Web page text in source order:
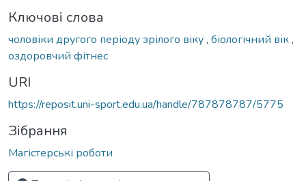
Ключові слова
чоловіки другого періоду зрілого віку, біологічний вік,
оздоровчий фітнес
URI
https://reposit.uni-sport.edu.ua/handle/787878787/5775
Зібрання
Магістерські роботи